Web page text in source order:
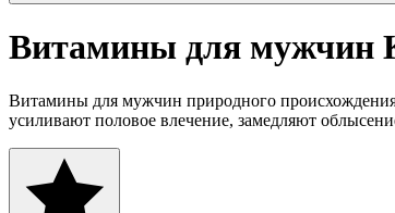
Витамины для мужчин
Витамины для мужчин природного
усиливают половое влечение, замедляют